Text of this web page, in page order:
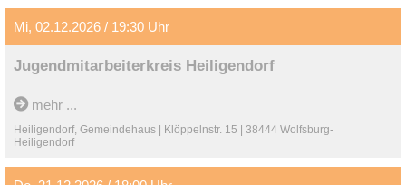
Mi, 02.12.2026 / 19:30 Uhr
Jugendmitarbeiterkreis Heiligendorf
mehr ...
Heiligendorf, Gemeindehaus | Klöppelnstr. 15 | 38444 Wolfsburg-
Heiligendorf